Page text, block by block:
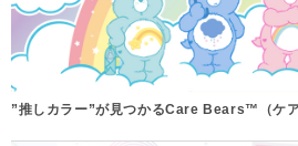
”推しカラー”が見つかるCare Bears™（ケ